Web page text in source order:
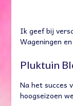
Ik geef bij
Wageningen
Pluktuin
Na het succes
hoogseizoen